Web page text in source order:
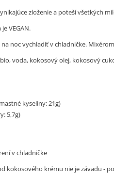
zloženie a poteší všetkých
VEGAN.
noc vychladiť v chladničke.
voda, kokosový olej, kokosový
kyseliny: 21g)
5,7g)
v chladničke
kokosového krému nie je závadu -